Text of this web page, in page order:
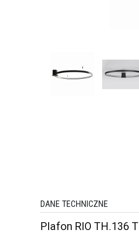
DANE TECHNICZNE
Plafon RIO TH.136